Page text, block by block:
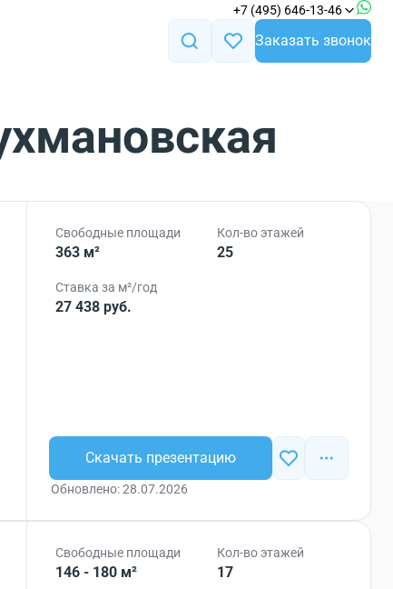
+7 (495) 646-13-46
Заказать звонок
Свободные площади
363 м²
Кол-во этажей
25
Ставка за м²/год
27 438 руб.
Скачать презентацию
Обновлено: 28.07.2026
Свободные площади
146 - 180 м²
Кол-во этажей
17